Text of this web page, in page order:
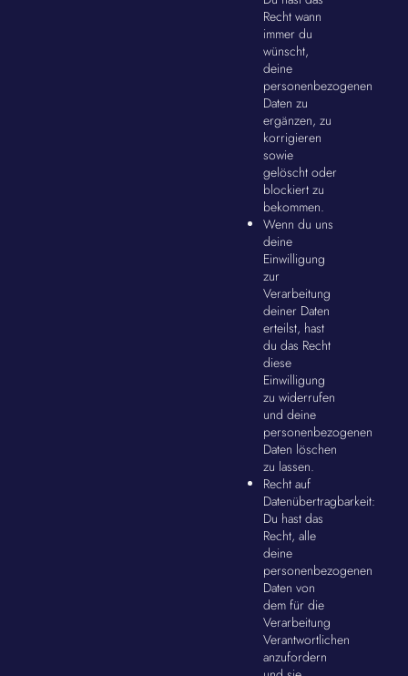
Recht wann
immer du
wünscht,
deine
personenbezogenen
Daten zu
ergänzen, zu
korrigieren
sowie
gelöscht oder
blockiert zu
bekommen.
Wenn du uns
deine
Einwilligung
zur
Verarbeitung
deiner Daten
erteilst, hast
du das Recht
diese
Einwilligung
zu widerrufen
und deine
personenbezogenen
Daten löschen
zu lassen.
Recht auf
Datenübertragbarkeit:
Du hast das
Recht, alle
deine
personenbezogenen
Daten von
dem für die
Verarbeitung
Verantwortlichen
anzufordern